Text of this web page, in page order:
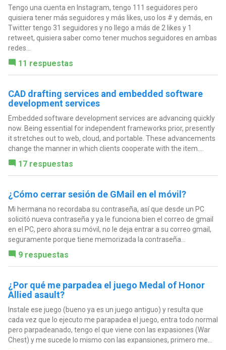
Tengo una cuenta en Instagram, tengo 111 seguidores pero
quisiera tener más seguidores y más likes, uso los # y demás, en
Twitter tengo 31 seguidores y no llego a más de 2 likes y 1
retweet, quisiera saber como tener muchos seguidores en ambas
redes...
11 respuestas
CAD drafting services and embedded software
development services
Embedded software development services are advancing quickly
now. Being essential for independent frameworks prior, presently
it stretches out to web, cloud, and portable. These advancements
change the manner in which clients cooperate with the item....
17 respuestas
¿Cómo cerrar sesión de GMail en el móvil?
Mi hermana no recordaba su contraseña, así que desde un PC
solicitó nueva contraseña y ya le funciona bien el correo de gmail
en el PC, pero ahora su móvil, no le deja entrar a su correo gmail,
seguramente porque tiene memorizada la contraseña...
9 respuestas
¿Por qué me parpadea el juego Medal of Honor
Allied asault?
Instale ese juego (bueno ya es un juego antiguo) y resulta que
cada vez que lo ejecuto me parapadea el juego, entra todo normal
pero parpadeanado, tengo el que viene con las expasiones (War
Chest) y me sucede lo mismo con las expansiones, primero me...